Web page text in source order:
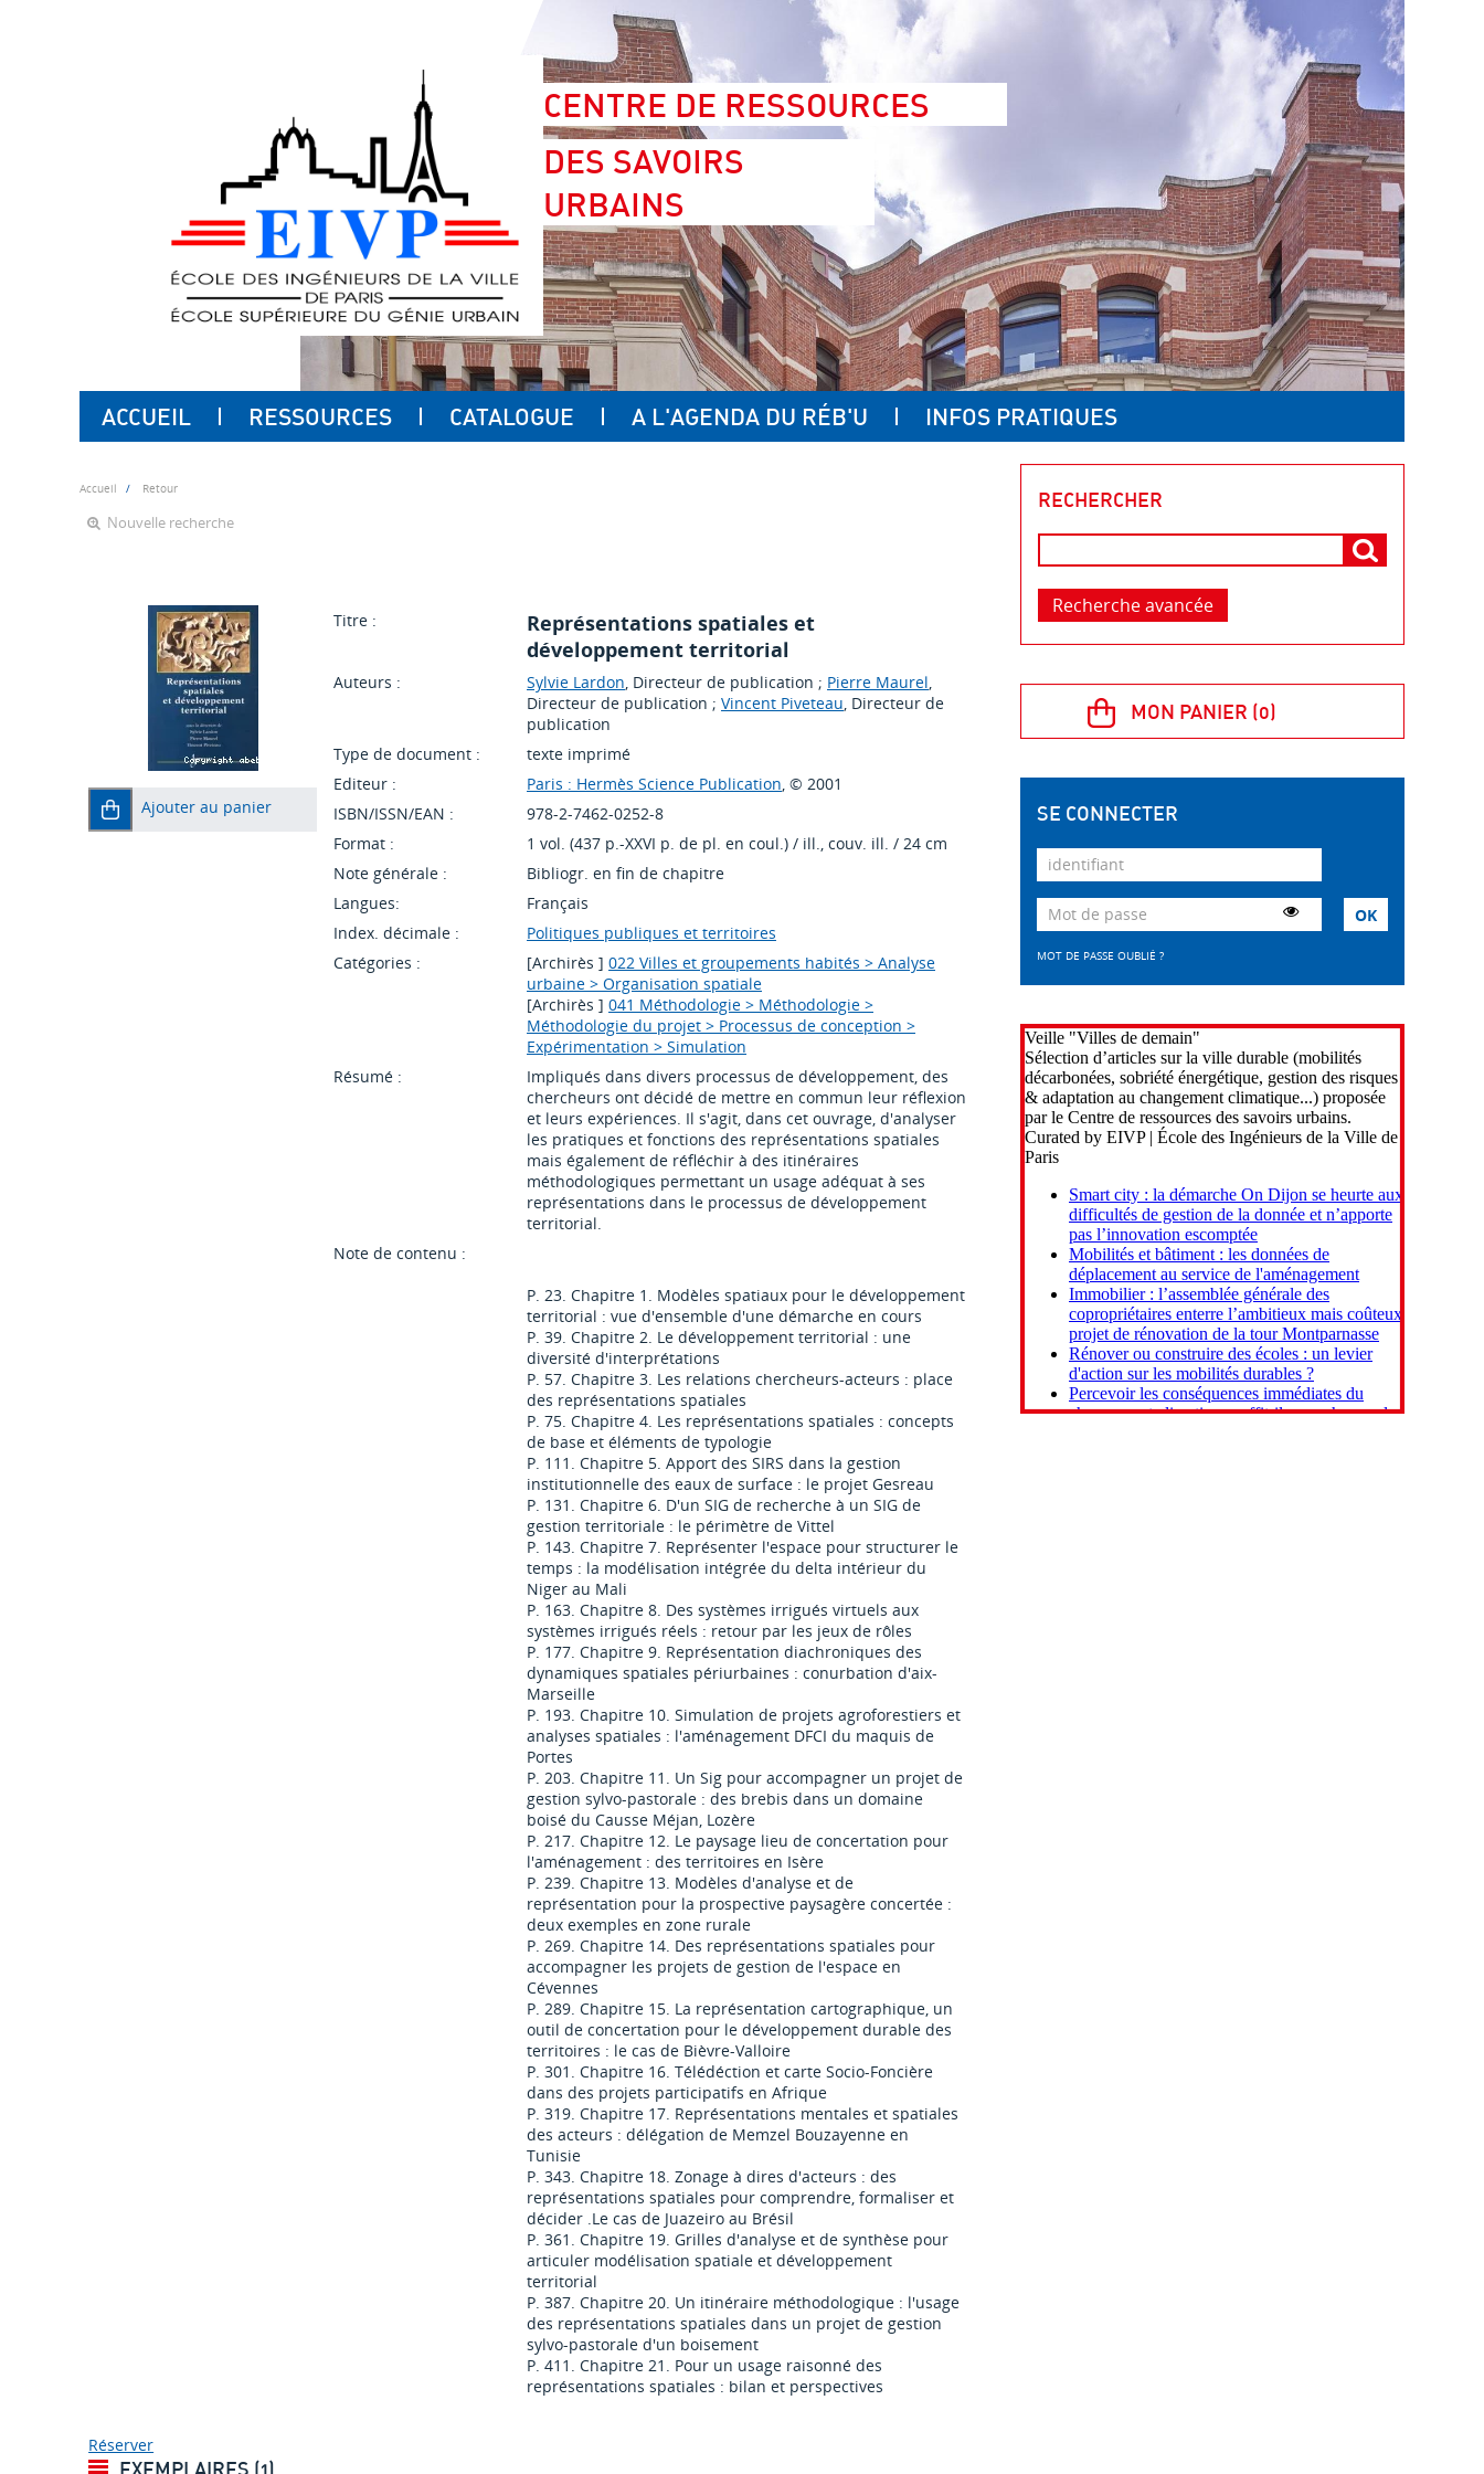
CENTRE DE RESSOURCES
DES SAVOIRS
URBAINS
ACCUEIL RESSOURCES CATALOGUE A L'AGENDA DU RÉB'U INFOS PRATIQUES
Accueil Retour
Nouvelle recherche
Ajouter au panier
Titre :
Représentations spatiales et
développement territorial
Auteurs : Sylvie Lardon, Directeur de publication ; Pierre Maurel,
Directeur de publication ;Vincent Piveteau, Directeur de
publication
Type de document :
texte imprimé
Editeur :
Paris : Hermès Science Publication, © 2001
ISBN/ISSN/EAN :
978-2-7462-0252-8
Format :
1 vol. (437 p.-XXVI p. de pl. en coul.) / ill., couv. ill. / 24 cm
Note générale :
Bibliogr. en fin de chapitre
Langues:
Français
Index. décimale :
Politiques publiques et territoires
Catégories :
[Archirès ]022 Villes et groupements habités > Analyse
urbaine > Organisation spatiale
[Archirès ]041 Méthodologie > Méthodologie >
Méthodologie du projet > Processus de conception >
Expérimentation > Simulation
Résumé :
Impliqués dans divers processus de développement, des
chercheurs ont décidé de mettre en commun leur réflexion
et leurs expériences. Il s'agit, dans cet ouvrage, d'analyser
les pratiques et fonctions des représentations spatiales
mais également de réfléchir à des itinéraires
méthodologiques permettant un usage adéquat à ses
représentations dans le processus de développement
territorial.
Note de contenu :
P. 23. Chapitre 1. Modèles spatiaux pour le développement
territorial : vue d'ensemble d'une démarche en cours
P. 39. Chapitre 2. Le développement territorial : une
diversité d'interprétations
P. 57. Chapitre 3. Les relations chercheurs-acteurs : place
des représentations spatiales
P. 75. Chapitre 4. Les représentations spatiales : concepts
de base et éléments de typologie
P. 111. Chapitre 5. Apport des SIRS dans la gestion
institutionnelle des eaux de surface : le projet Gesreau
P. 131. Chapitre 6. D'un SIG de recherche à un SIG de
gestion territoriale : le périmètre de Vittel
P. 143. Chapitre 7. Représenter l'espace pour structurer le
temps : la modélisation intégrée du delta intérieur du
Niger au Mali
P. 163. Chapitre 8. Des systèmes irrigués virtuels aux
systèmes irrigués réels : retour par les jeux de rôles
P. 177. Chapitre 9. Représentation diachroniques des
dynamiques spatiales périurbaines : conurbation d'aix-
Marseille
P. 193. Chapitre 10. Simulation de projets agroforestiers et
analyses spatiales : l'aménagement DFCI du maquis de
Portes
P. 203. Chapitre 11. Un Sig pour accompagner un projet de
gestion sylvo-pastorale : des brebis dans un domaine
boisé du Causse Méjan, Lozère
P. 217. Chapitre 12. Le paysage lieu de concertation pour
l'aménagement : des territoires en Isère
P. 239. Chapitre 13. Modèles d'analyse et de
représentation pour la prospective paysagère concertée :
deux exemples en zone rurale
P. 269. Chapitre 14. Des représentations spatiales pour
accompagner les projets de gestion de l'espace en
Cévennes
P. 289. Chapitre 15. La représentation cartographique, un
outil de concertation pour le développement durable des
territoires : le cas de Bièvre-Valloire
P. 301. Chapitre 16. Télédéction et carte Socio-Foncière
dans des projets participatifs en Afrique
P. 319. Chapitre 17. Représentations mentales et spatiales
des acteurs : délégation de Memzel Bouzayenne en
Tunisie
P. 343. Chapitre 18. Zonage à dires d'acteurs : des
représentations spatiales pour comprendre, formaliser et
décider .Le cas de Juazeiro au Brésil
P. 361. Chapitre 19. Grilles d'analyse et de synthèse pour
articuler modélisation spatiale et développement
territorial
P. 387. Chapitre 20. Un itinéraire méthodologique : l'usage
des représentations spatiales dans un projet de gestion
sylvo-pastorale d'un boisement
P. 411. Chapitre 21. Pour un usage raisonné des
représentations spatiales : bilan et perspectives
Réserver
EXEMPLAIRES (1)
RECHERCHER
Recherche avancée
SE CONNECTER
MOT DE PASSE OUBLIÉ ?